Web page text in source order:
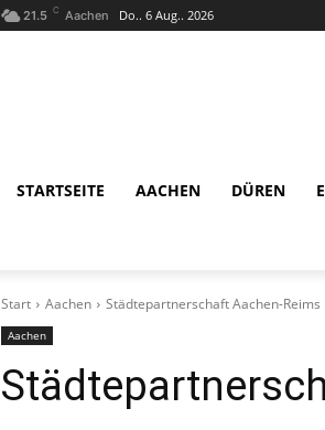
21.5 C Aachen Do.. 6 Aug.. 2026
STARTSEITE AACHEN DÜREN
Start Aachen Städtepartnerschaft Aachen-Reims
Aachen